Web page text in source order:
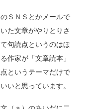
ＳＮＳとかメールで
た文章がやりとりさ
句読点というのはほ
作家が「文章読本」
というテーマだけで
いと思っています。